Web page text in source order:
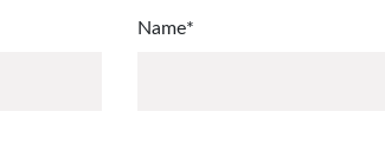
Pflichtfeld
Name*